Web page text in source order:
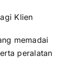
Klien
memadai
peralatan